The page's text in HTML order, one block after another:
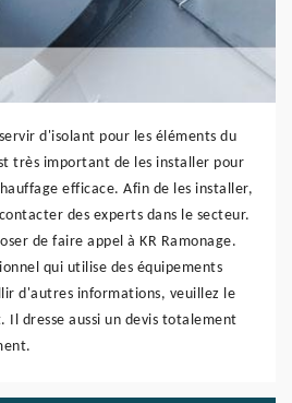
d'isolant pour les éléments du
très important de les installer pour
efficace. Afin de les installer,
des experts dans le secteur.
de faire appel à KR Ramonage.
qui utilise des équipements
d'autres informations, veuillez le
dresse aussi un devis totalement